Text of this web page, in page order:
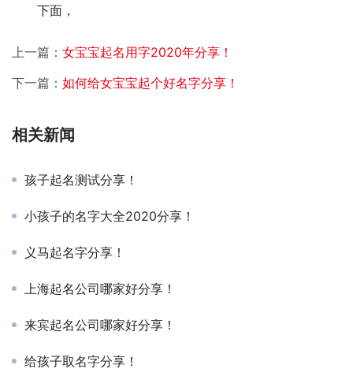
下面，
上一篇： 女宝宝起名用字2020年分享！
下一篇： 如何给女宝宝起个好名字分享！
相关新闻
孩子起名测试分享！
小孩子的名字大全2020分享！
义马起名字分享！
上海起名公司哪家好分享！
来宾起名公司哪家好分享！
给孩子取名字分享！